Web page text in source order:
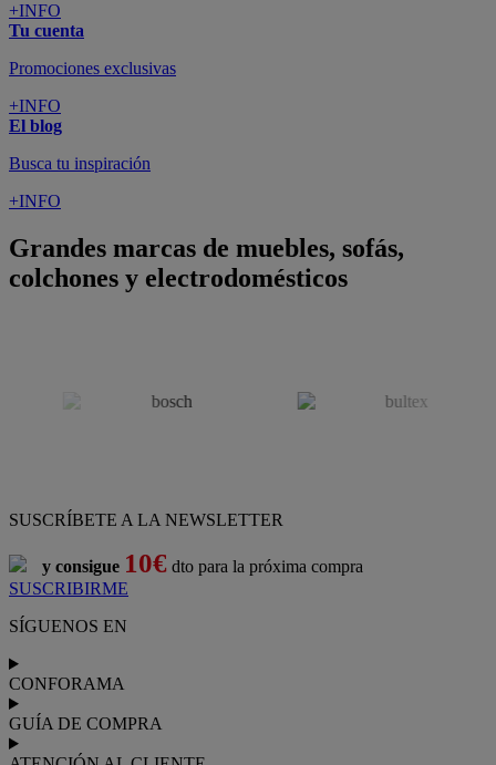
+INFO
Tu cuenta
Promociones exclusivas
+INFO
El blog
Busca tu inspiración
+INFO
Grandes marcas de muebles, sofás,
colchones y electrodomésticos
SUSCRÍBETE A LA NEWSLETTER
y consigue 10€ dto para la próxima compra
SUSCRIBIRME
SÍGUENOS EN
CONFORAMA
GUÍA DE COMPRA